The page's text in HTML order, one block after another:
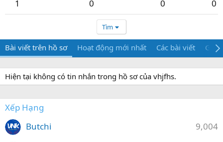
1 0 0 0
Tìm
Bài viết trên hồ sơ Hoạt động mới nhất Các bài viết Giới
Hiện tại không có tin nhắn trong hồ sơ của vhjfhs.
Xếp Hạng
9,004
Butchi